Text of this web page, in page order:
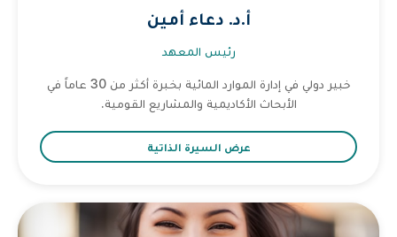
أ.د. دعاء أمين
رئيس المعهد
خبير دولي في إدارة الموارد المائية بخبرة أكثر من 30 عاماً في
الأبحاث الأكاديمية والمشاريع القومية.
عرض السيرة الذاتية